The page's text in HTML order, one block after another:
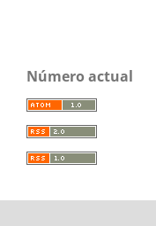
Número actual